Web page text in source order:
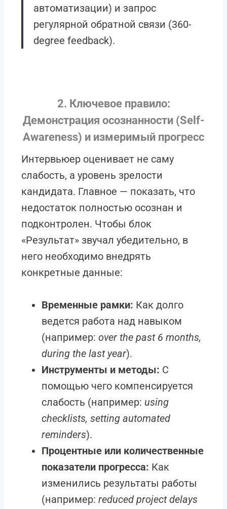
автоматизации) и запрос
регулярной обратной связи (360-
degree feedback).
2. Ключевое правило:
Демонстрация осознанности (Self-
Awareness) и измеримый прогресс
Интервьюер оценивает не саму
слабость, а уровень зрелости
кандидата. Главное — показать, что
недостаток полностью осознан и
подконтролен. Чтобы блок
«Результат» звучал убедительно, в
него необходимо внедрять
конкретные данные:
Временные рамки: Как долго
ведется работа над навыком
(например: over the past 6 months,
during the last year).
Инструменты и методы: С
помощью чего компенсируется
слабость (например: using
checklists, setting automated
reminders).
Процентные или количественные
показатели прогресса: Как
изменились результаты работы
(например: reduced project delays